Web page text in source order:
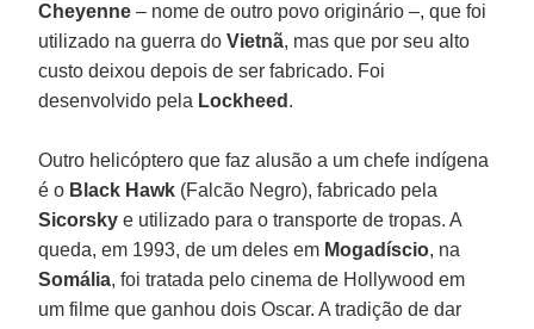
Cheyenne – nome de outro povo originário –, que foi
utilizado na guerra doVietnã, mas que por seu alto
custo deixou depois de ser fabricado. Foi
desenvolvido pela Lockheed .
Outro helicóptero que faz alusão a um chefe indígena
é o Black Hawk (Falcão Negro), fabricado pela
Sicorsky e utilizado para o transporte de tropas. A
queda, em 1993, de um deles em Mogadíscio, na
Somália, foi tratada pelo cinema de Hollywood em
um filme que ganhou dois Oscar. A tradição de dar